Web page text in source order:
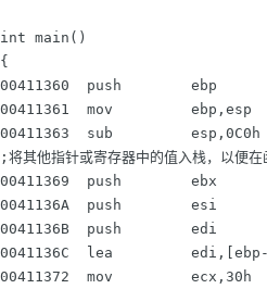
int main()
{
00411360  push        ebp
00411361  mov         ebp,esp
00411363  sub         esp,0C0h
;将其他指针或寄存器中的值入栈，以便在
00411369  push        ebx
0041136A  push        esi
0041136B  push        edi
0041136C  lea         edi,[ebp-
00411372  mov         ecx,30h